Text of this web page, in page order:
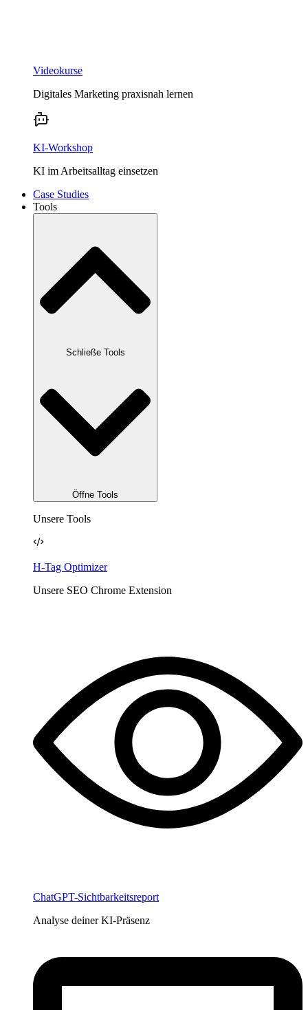
Videokurse
Digitales Marketing praxisnah lernen
KI-Workshop
KI im Arbeitsalltag einsetzen
Case Studies
Tools
Schließe Tools
Öffne Tools
Unsere Tools
H-Tag Optimizer
Unsere SEO Chrome Extension
ChatGPT-Sichtbarkeitsreport
Analyse deiner KI-Präsenz